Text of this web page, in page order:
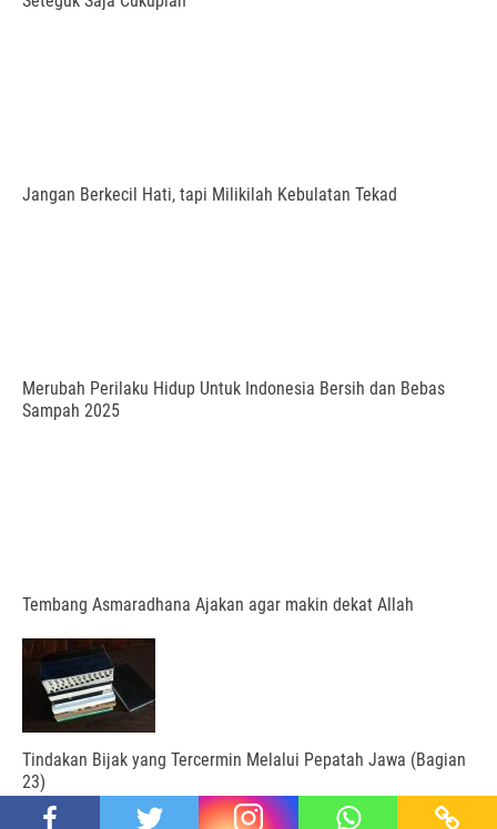
Jangan Berkecil Hati, tapi Milikilah Kebulatan Tekad
Merubah Perilaku Hidup Untuk Indonesia Bersih dan Bebas
Sampah 2025
Tembang Asmaradhana Ajakan agar makin dekat Allah
Tindakan Bijak yang Tercermin Melalui Pepatah Jawa (Bagian
23)